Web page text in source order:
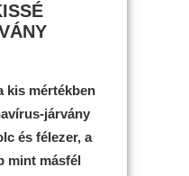
kis mértékben
járvány
és félezer, a
mint másfél